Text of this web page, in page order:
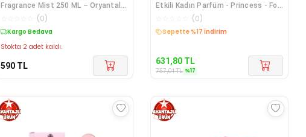
Fragrance Mist 250 ML – Oryantal
Parfüm Koku
(0)
Kargo Bedava
Stokta 2 adet kaldı.
590 TL
Etkili Kadın Parfüm - Princess - For
Women 90 Ml
(0)
Sepette %17 İndirim
631,80 TL
757,01TL %17